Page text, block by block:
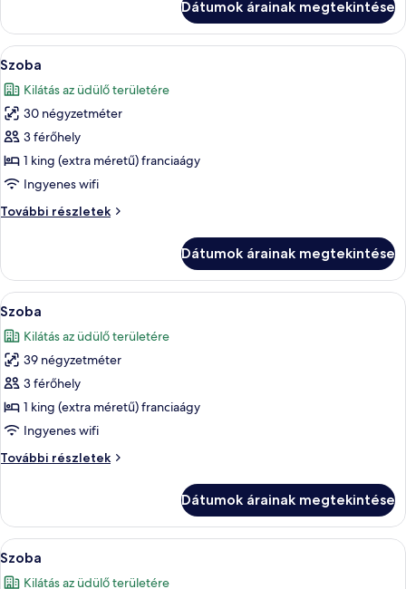
Dátumok árainak megtekintése
A
következő
szoba
összes
képének
megtekintése:
Szoba
Egy szállodai szoba, amelyben
6
Szoba
Kilátás az üdülő területére
30 négyzetméter
3 férőhely
1 king (extra méretű) franciaágy
Ingyenes wifi
További részletek
Szoba
Dátumok árainak megtekintése
A
következő
szoba
összes
képének
megtekintése:
Szoba
Egy modern szállodaszoba,
6
Szoba
Kilátás az üdülő területére
39 négyzetméter
3 férőhely
1 king (extra méretű) franciaágy
Ingyenes wifi
További részletek
Szoba
Dátumok árainak megtekintése
A
következő
Egy szállodai szoba, amelyben egy
6
Szoba
Kilátás az üdülő területére